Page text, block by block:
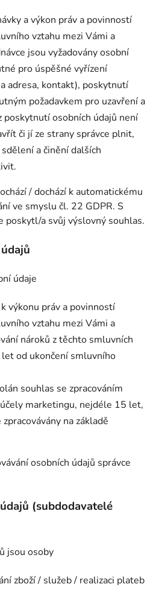
a výkon práv a povinností
vztahu mezi Vámi a
jsou vyžadovány osobní
pro úspěšné vyřízení
adresa, kontakt), poskytnutí
požadavkem pro uzavření a
poskytnutí osobních údajů není
či jí ze strany správce plnit,
a činění dalších
/ dochází k automatickému
ve smyslu čl. 22 GDPR. S
poskytl/a svůj výslovný souhlas.
údaje
výkonu práv a povinností
vztahu mezi Vámi a
nároků z těchto smluvních
od ukončení smluvního
souhlas se zpracováním
marketingu, nejdéle 15 let,
na základě
osobních údajů správce
(subdodavatelé
jsou osoby
zboží / služeb / realizaci plateb